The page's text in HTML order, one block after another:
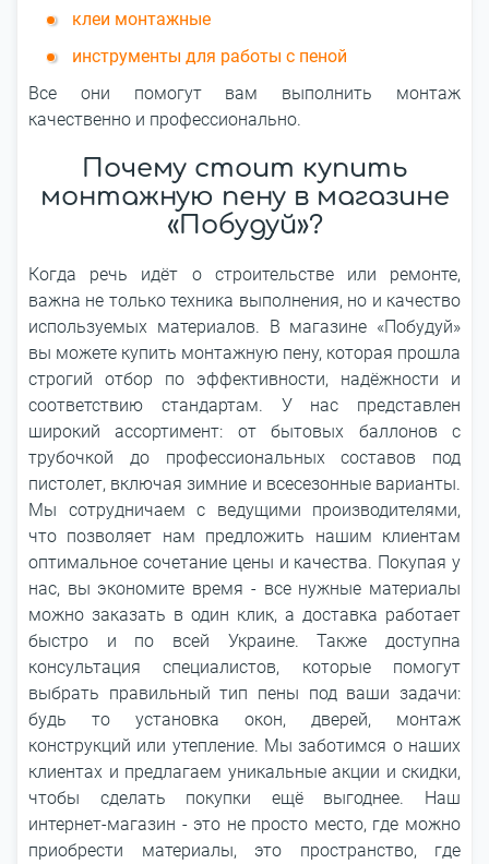
клеи монтажные
инструменты для работы с пеной
Все они помогут вам выполнить монтаж
качественно и профессионально.
Почему стоит купить
монтажную пену в магазине
«Побудуй»?
Когда речь идёт о строительстве или ремонте,
важна не только техника выполнения, но и качество
используемых материалов. В магазине «Побудуй»
вы можете купить монтажную пену, которая прошла
строгий отбор по эффективности, надёжности и
соответствию стандартам. У нас представлен
широкий ассортимент: от бытовых баллонов с
трубочкой до профессиональных составов под
пистолет, включая зимние и всесезонные варианты.
Мы сотрудничаем с ведущими производителями,
что позволяет нам предложить нашим клиентам
оптимальное сочетание цены и качества. Покупая у
нас, вы экономите время - все нужные материалы
можно заказать в один клик, а доставка работает
быстро и по всей Украине. Также доступна
консультация специалистов, которые помогут
выбрать правильный тип пены под ваши задачи:
будь то установка окон, дверей, монтаж
конструкций или утепление. Мы заботимся о наших
клиентах и предлагаем уникальные акции и скидки,
чтобы сделать покупки ещё выгоднее. Наш
интернет-магазин - это не просто место, где можно
приобрести материалы, это пространство, где